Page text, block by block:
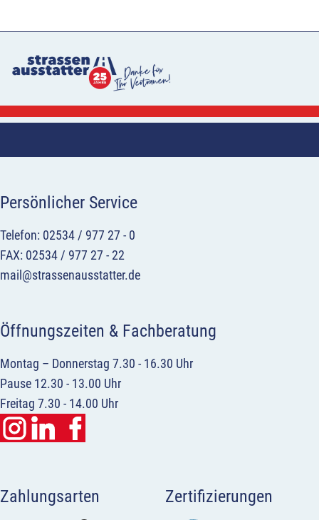
Persönlicher Service
Telefon: 02534 / 977 27 - 0
FAX: 02534 / 977 27 - 22
mail@strassenausstatter.de
Öffnungszeiten & Fachberatung
Montag – Donnerstag 7.30 - 16.30 Uhr
Pause 12.30 - 13.00 Uhr
Freitag 7.30 - 14.00 Uhr
Zahlungsarten Zertifizierungen